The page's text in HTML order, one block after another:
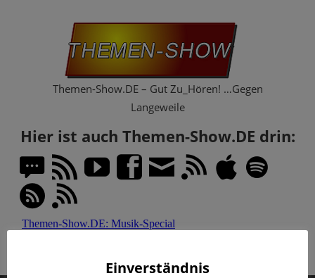
Themen-Show.DE – Gut Zu_Hören! …Gegen
Langeweile
Hier ist auch Themen-Show.DE drin:
Einverständnis